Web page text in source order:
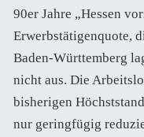
90er Jahre „Hessen
Erwerbstätigenquote,
Baden-Württemberg
nicht aus. Die
bisherigen
nur geringfügig